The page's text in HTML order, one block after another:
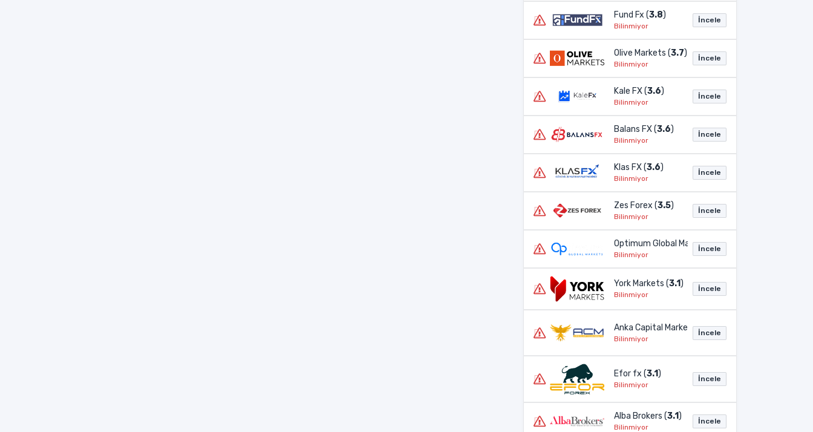
Fund Fx (3.8)
Bilinmiyor
İncele
Olive Markets (3.7)
Bilinmiyor
İncele
Kale FX (3.6)
Bilinmiyor
İncele
Balans FX (3.6)
Bilinmiyor
İncele
Klas FX (3.6)
Bilinmiyor
İncele
Zes Forex (3.5)
Bilinmiyor
İncele
Optimum Global Markets (3.2
Bilinmiyor
İncele
York Markets (3.1)
Bilinmiyor
İncele
Anka Capital Markets (3.1)
Bilinmiyor
İncele
Efor fx (3.1)
Bilinmiyor
İncele
Alba Brokers (3.1)
Bilinmiyor
İncele